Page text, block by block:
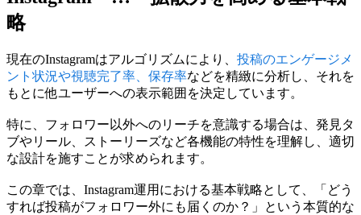
略
現在のInstagramはアルゴリズムにより、 投稿のエンゲージメ
ント状況や視聴完了率、保存率などを精緻に分析し、それを
もとに他ユーザーへの表示範囲を決定しています。
特に、フォロワー以外へのリーチを意識する場合は、発見タ
ブやリール、ストーリーズなど各機能の特性を理解し、適切
な設計を施すことが求められます。
この章では、Instagram運用における基本戦略として、「どう
すれば投稿がフォロワー外にも届くのか？」という本質的な